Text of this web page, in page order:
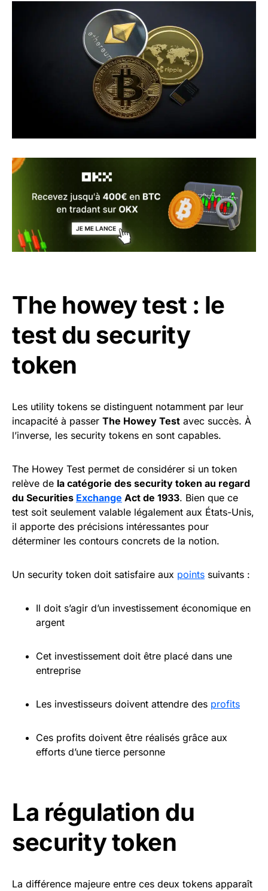
The howey test : le
test du security
token
Les utility tokens se distinguent notamment par leur
incapacité à passer The Howey Test avec succès. À
l’inverse, les security tokens en sont capables.
The Howey Test permet de considérer si un token
relève de la catégorie des security token au regard
du Securities Exchange Act de 1933. Bien que ce
test soit seulement valable légalement aux États-Unis,
il apporte des précisions intéressantes pour
déterminer les contours concrets de la notion.
Un security token doit satisfaire aux points suivants :
Il doit s’agir d’un investissement économique en
argent
Cet investissement doit être placé dans une
entreprise
Les investisseurs doivent attendre des profits
Ces profits doivent être réalisés grâce aux
efforts d’une tierce personne
La régulation du
security token
La différence majeure entre ces deux tokens apparaît